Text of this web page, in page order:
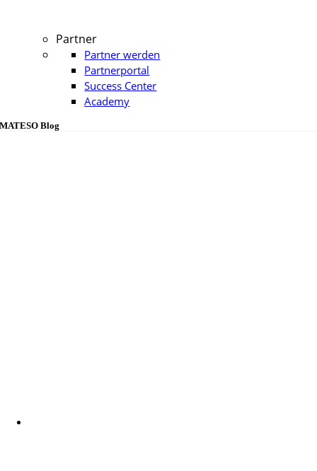
Partner
Partner werden
Partnerportal
Success Center
Academy
MATESO Blog